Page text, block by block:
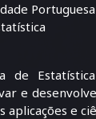
Portuguesa
de
e
aplicações e